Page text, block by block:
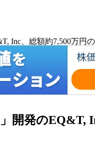
Inc、総額約7,500万円
開発のEQ&T,